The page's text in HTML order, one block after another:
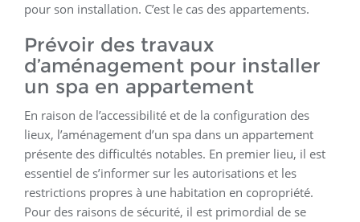
pour son installation. C’est le cas des appartements.
Prévoir des travaux
d’aménagement pour installer
un spa en appartement
En raison de l’accessibilité et de la configuration des
lieux, l’aménagement d’un spa dans un appartement
présente des difficultés notables. En premier lieu, il est
essentiel de s’informer sur les autorisations et les
restrictions propres à une habitation en copropriété.
Pour des raisons de sécurité, il est primordial de se